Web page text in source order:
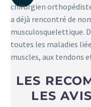
chirurgien
a déjà rencontré de
musculosquelettique.
toutes les maladies
muscles, aux tendons
LES
LES